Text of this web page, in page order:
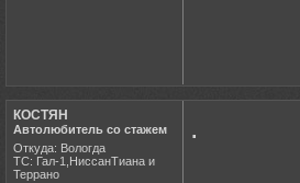
КОСТЯН
Автолюбитель со стажем
Откуда: Вологда
ТС: Гал-1,НиссанТиана и
Террано
.